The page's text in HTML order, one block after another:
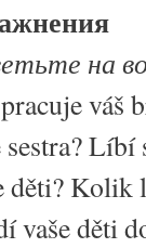
на
váš
sestra? Líbí
děti? Kolik
vaše děti